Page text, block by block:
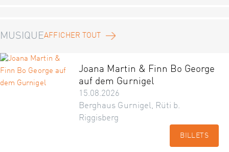
MUSIQUEAFFICHER TOUT
Joana Martin & Finn Bo George
auf dem Gurnigel
15.08.2026
Berghaus Gurnigel, Rüti b.
Riggisberg
BILLETS